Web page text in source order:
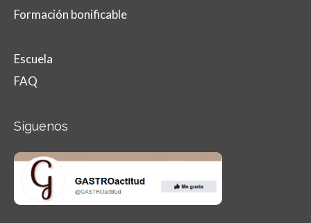
Formación bonificable
Escuela
FAQ
Síguenos